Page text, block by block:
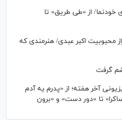
خودنما/ از «طی طریق» تا
محبوبیت اکبر عبدی/ هنرمندی که
آخر هفته؛ از «پدرم یه آدم
تا «دور دست» و «برون